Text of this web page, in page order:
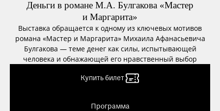
Опрос о качестве работы музея
Просим вас пройти опрос
о качестве работы музея. Ваше
мнение поможет нам стать лучше!
Купить билет
Программа
Купить билет
Деньги в романе М.А. Булгакова «Мастер
и Маргарита»
Выставка обращается к одному из ключевых мотивов
романа «Мастер и Маргарита» Михаила Афанасьевича
Булгакова — теме денег как силы, испытывающей
человека и обнажающей его нравственный выбор
Купить билет
Программа
Купить билет
Программа
Купить билет